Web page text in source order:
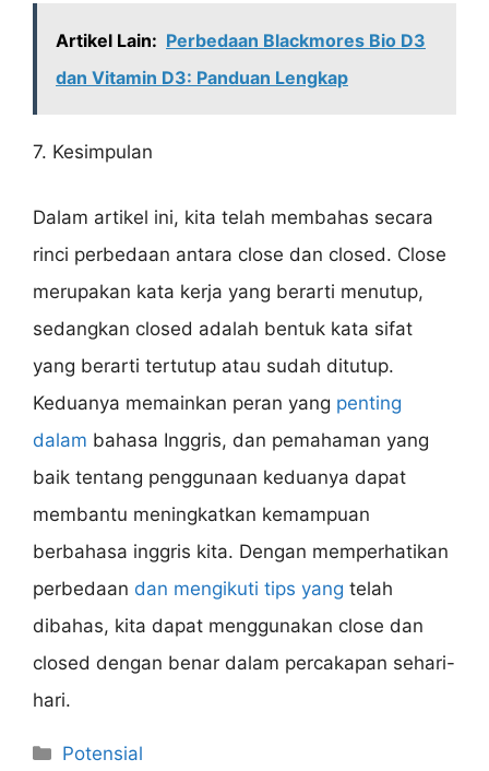
Artikel Lain: Perbedaan Blackmores Bio D3
dan Vitamin D3: Panduan Lengkap
7. Kesimpulan
Dalam artikel ini, kita telah membahas secara
rinci perbedaan antara close dan closed. Close
merupakan kata kerja yang berarti menutup,
sedangkan closed adalah bentuk kata sifat
yang berarti tertutup atau sudah ditutup.
Keduanya memainkan peran yang penting
dalam bahasa Inggris, dan pemahaman yang
baik tentang penggunaan keduanya dapat
membantu meningkatkan kemampuan
berbahasa inggris kita. Dengan memperhatikan
perbedaan dan mengikuti tips yang telah
dibahas, kita dapat menggunakan close dan
closed dengan benar dalam percakapan sehari-
hari.
Categories
Potensial